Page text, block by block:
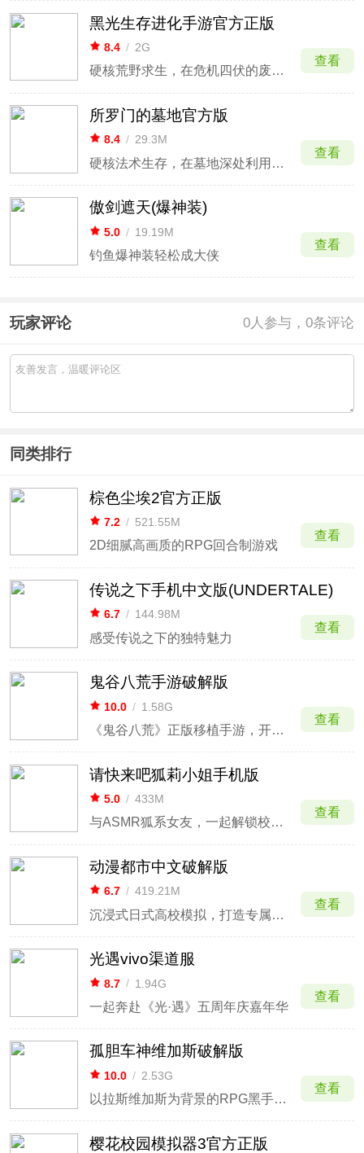
黑光生存进化手游官方正版
8.4 / 2G
硬核荒野求生，在危机四伏的废土建立基地。
查看
所罗门的墓地官方版
8.4 / 29.3M
硬核法术生存，在墓地深处利用魔法抵御围攻。
查看
傲剑遮天(爆神装)
5.0 / 19.19M
钓鱼爆神装轻松成大侠
查看
玩家评论 0人参与，0条评论
同类排行
棕色尘埃2官方正版
7.2 / 521.55M
2D细腻高画质的RPG回合制游戏
查看
传说之下手机中文版(UNDERTALE)
6.7 / 144.98M
感受传说之下的独特魅力
查看
鬼谷八荒手游破解版
10.0 / 1.58G
《鬼谷八荒》正版移植手游，开放沙盒修仙
查看
请快来吧狐莉小姐手机版
5.0 / 433M
与ASMR狐系女友，一起解锁校园秘闻
查看
动漫都市中文破解版
6.7 / 419.21M
沉浸式日式高校模拟，打造专属校园日常
查看
光遇vivo渠道服
8.7 / 1.94G
一起奔赴《光·遇》五周年庆嘉年华
查看
孤胆车神维加斯破解版
10.0 / 2.53G
以拉斯维加斯为背景的RPG黑手党和犯罪在线游戏
查看
樱花校园模拟器3官方正版